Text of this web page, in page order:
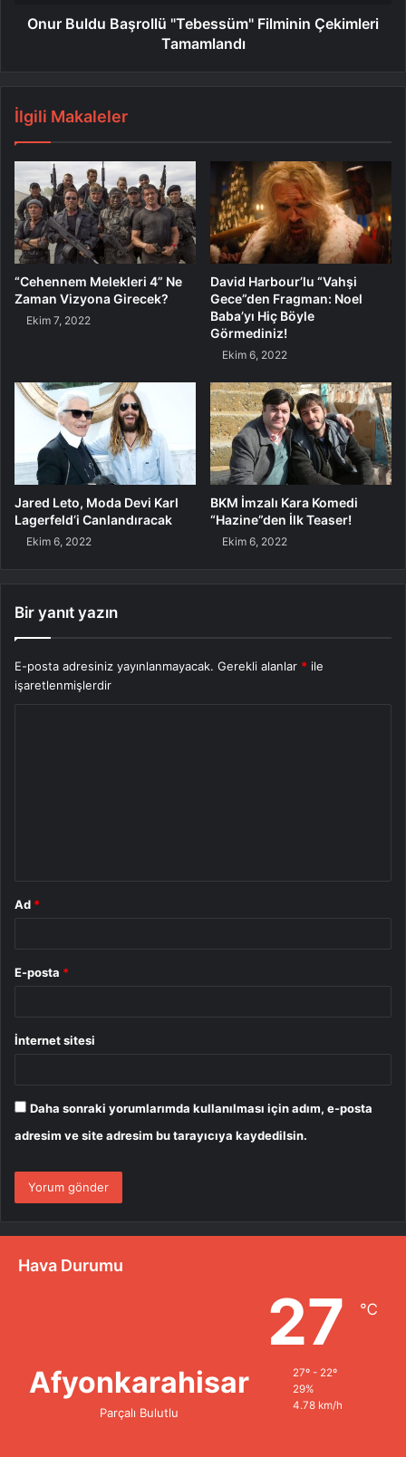
Onur Buldu Başrollü "Tebessüm" Filminin Çekimleri
Tamamlandı
İlgili Makaleler
“Cehennem Melekleri 4” Ne
Zaman Vizyona Girecek?
Ekim 7, 2022
David Harbour’lu “Vahşi
Gece”den Fragman: Noel
Baba’yı Hiç Böyle
Görmediniz!
Ekim 6, 2022
Jared Leto, Moda Devi Karl
Lagerfeld’i Canlandıracak
Ekim 6, 2022
BKM İmzalı Kara Komedi
“Hazine”den İlk Teaser!
Ekim 6, 2022
Bir yanıt yazın
E-posta adresiniz yayınlanmayacak. Gerekli alanlar * ile
işaretlenmişlerdir
Ad *
E-posta *
İnternet sitesi
Daha sonraki yorumlarımda kullanılması için adım, e-posta
adresim ve site adresim bu tarayıcıya kaydedilsin.
Hava Durumu
Afyonkarahisar
Parçalı Bulutlu
27 ℃
27º - 22º
29%
4.78 km/h